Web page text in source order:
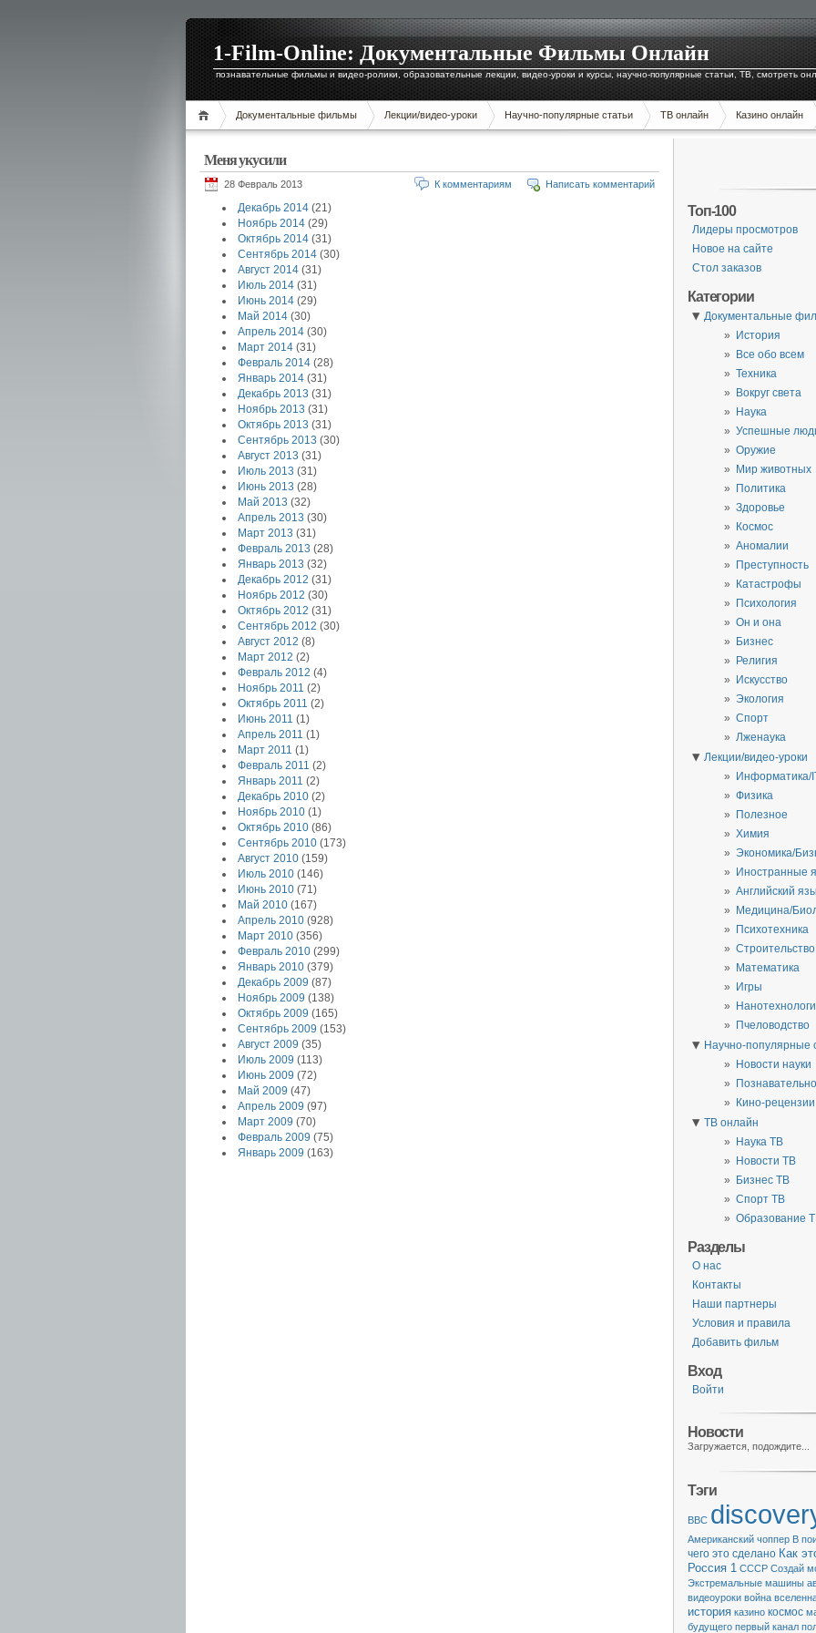
1-Film-Online: Документальные Фильмы Онлайн
познавательные фильмы и видео-ролики, образовательные лекции, видео-уроки и курсы, научно-популярные статьи, ТВ, смотреть
Документальные фильмы Лекции/видео-уроки Научно-популярные статьи ТВ онлайн Казино онлайн
Меня укусили
28 Февраль 2013 К комментариям Написать комментарий
Декабрь 2014 (21)
Ноябрь 2014 (29)
Октябрь 2014 (31)
Сентябрь 2014 (30)
Август 2014 (31)
Июль 2014 (31)
Июнь 2014 (29)
Май 2014 (30)
Апрель 2014 (30)
Март 2014 (31)
Февраль 2014 (28)
Январь 2014 (31)
Декабрь 2013 (31)
Ноябрь 2013 (31)
Октябрь 2013 (31)
Сентябрь 2013 (30)
Август 2013 (31)
Июль 2013 (31)
Июнь 2013 (28)
Май 2013 (32)
Апрель 2013 (30)
Март 2013 (31)
Февраль 2013 (28)
Январь 2013 (32)
Декабрь 2012 (31)
Ноябрь 2012 (30)
Октябрь 2012 (31)
Сентябрь 2012 (30)
Август 2012 (8)
Март 2012 (2)
Февраль 2012 (4)
Ноябрь 2011 (2)
Октябрь 2011 (2)
Июнь 2011 (1)
Апрель 2011 (1)
Март 2011 (1)
Февраль 2011 (2)
Январь 2011 (2)
Декабрь 2010 (2)
Ноябрь 2010 (1)
Октябрь 2010 (86)
Сентябрь 2010 (173)
Август 2010 (159)
Июль 2010 (146)
Июнь 2010 (71)
Май 2010 (167)
Апрель 2010 (928)
Март 2010 (356)
Февраль 2010 (299)
Январь 2010 (379)
Декабрь 2009 (87)
Ноябрь 2009 (138)
Октябрь 2009 (165)
Сентябрь 2009 (153)
Август 2009 (35)
Июль 2009 (113)
Июнь 2009 (72)
Май 2009 (47)
Апрель 2009 (97)
Март 2009 (70)
Февраль 2009 (75)
Январь 2009 (163)
Топ-100
Лидеры просмотров
Новое на сайте
Стол заказов
Категории
▼ Документальные
История
Все обо всем
Техника
Вокруг света
Наука
Успешные
Оружие
Мир животных
Политика
Здоровье
Космос
Аномалии
Преступность
Катастрофы
Психология
Он и она
Бизнес
Религия
Искусство
Экология
Спорт
Лженаука
▼ Лекции/видео-уроки
Информатика/
Физика
Полезное
Химия
Экономика/
Иностранные
Английский
Медицина/
Психотехника
Строительство
Математика
Игры
Пчеловодство
▼ Научно-популярные
Новости науки
Кино-рецензии
▼ ТВ онлайн
Наука ТВ
Новости ТВ
Бизнес ТВ
Спорт ТВ
Образование
Разделы
О нас
Контакты
Наши партнеры
Условия и правила
Добавить фильм
Вход
Войти
Новости
Загружается, подождите...
Тэги
BBC
Американский чоппер В
чего это сделано Как
Россия 1 СССР Создай
Экстремальные машины
видеоуроки война
история казино космос
будущего первый канал